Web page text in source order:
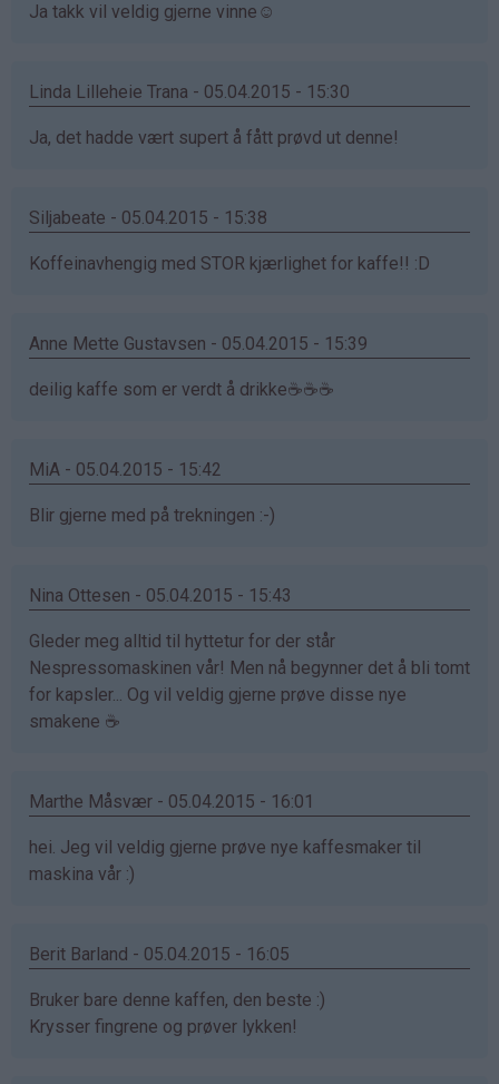
Ja takk vil veldig gjerne vinne☺️
Linda Lilleheie Trana - 05.04.2015 - 15:30
Ja, det hadde vært supert å fått prøvd ut denne!
Siljabeate - 05.04.2015 - 15:38
Koffeinavhengig med STOR kjærlighet for kaffe!! :D
Anne Mette Gustavsen - 05.04.2015 - 15:39
deilig kaffe som er verdt å drikke☕️☕️☕️
MiA - 05.04.2015 - 15:42
Blir gjerne med på trekningen :-)
Nina Ottesen - 05.04.2015 - 15:43
Gleder meg alltid til hyttetur for der står
Nespressomaskinen vår! Men nå begynner det å bli tomt
for kapsler... Og vil veldig gjerne prøve disse nye
smakene ☕️
Marthe Måsvær - 05.04.2015 - 16:01
hei. Jeg vil veldig gjerne prøve nye kaffesmaker til
maskina vår :)
Berit Barland - 05.04.2015 - 16:05
Bruker bare denne kaffen, den beste :)
Krysser fingrene og prøver lykken!